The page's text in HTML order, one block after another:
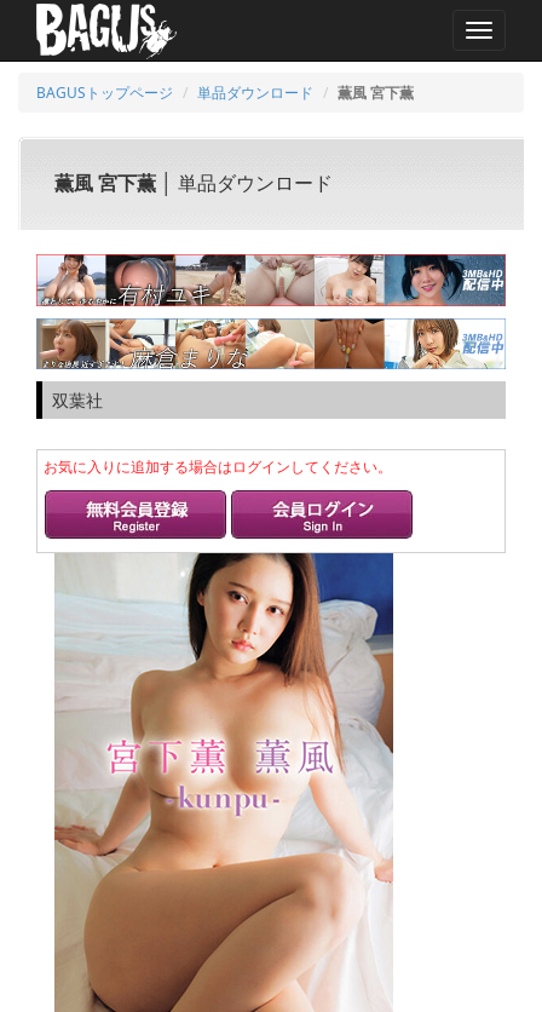
MENU
BAGUSトップページ 単品ダウンロード 薫風 宮下薫
薫風 宮下薫 │ 単品ダウンロード
双葉社
お気に入りに追加する場合はログインしてください。